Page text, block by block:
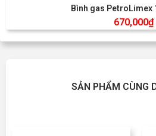
Bình gas PetroLimex
670,000₫
SẢN PHẨM CÙNG